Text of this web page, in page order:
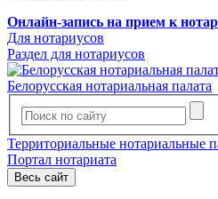
Онлайн-запись на прием к
Для нотариусов
Раздел для нотариусов
Белорусская нотариальная палата
Территориальные нотариальные
Портал нотариата
Весь сайт